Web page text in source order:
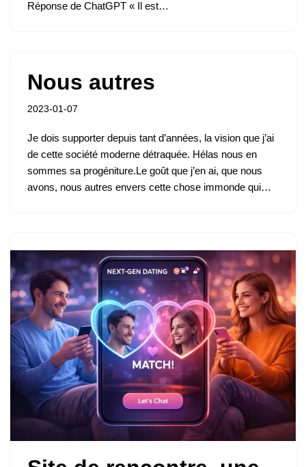
Réponse de ChatGPT « Il est…
Nous autres
2023-01-07
Je dois supporter depuis tant d’années, la vision que j’ai
de cette société moderne détraquée. Hélas nous en
sommes sa progéniture.Le goût que j’en ai, que nous
avons, nous autres envers cette chose immonde qui…